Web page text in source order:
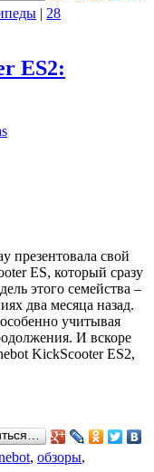
| 28
ES2:
презентовала свой
ES, который сразу
этого семейства –
два месяца назад.
учитывая
И вскоре
KickScooter ES2,
, обзоры,